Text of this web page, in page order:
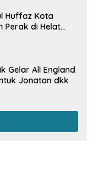
Huffaz Kota
Perak di Helat
Gelar All England
Jonatan dkk